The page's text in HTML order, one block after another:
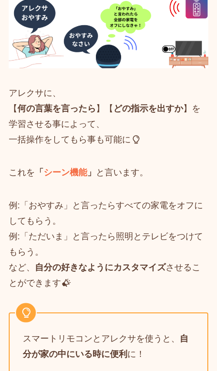
アレクサに、
【何の言葉を言ったら 】【 どの指示を出すか】を
学習させる事によって、
一括操作をしてもら事も可能に
これを 「 シーン機能」 と言います。
例:「おやすみ」と言ったらすべての家電をオフに
してもらう。
例:「ただいま」と言ったら照明とテレビをつけて
もらう。
など、
自分の好きなようにカスタマイズさせるこ
とができます
スマートリモコンとアレクサを使うと、
自
分が家の中にいる時に便利 に！